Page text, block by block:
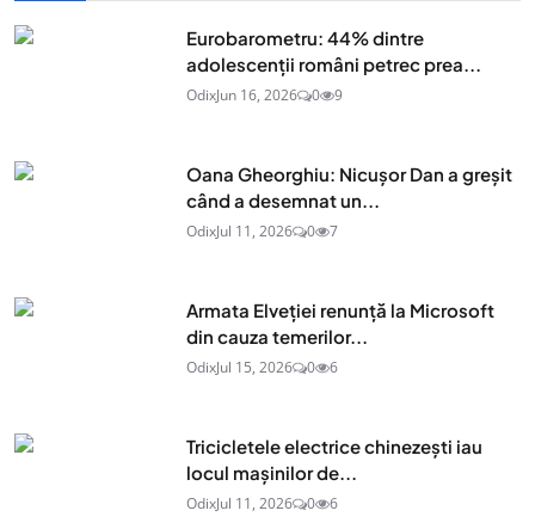
Eurobarometru: 44% dintre
adolescenţii români petrec prea...
OdixJun 16, 2026 0 9
Oana Gheorghiu: Nicușor Dan a greșit
când a desemnat un...
OdixJul 11, 2026 0 7
Armata Elveției renunță la Microsoft
din cauza temerilor...
OdixJul 15, 2026 0 6
Tricicletele electrice chinezești iau
locul mașinilor de...
OdixJul 11, 2026 0 6